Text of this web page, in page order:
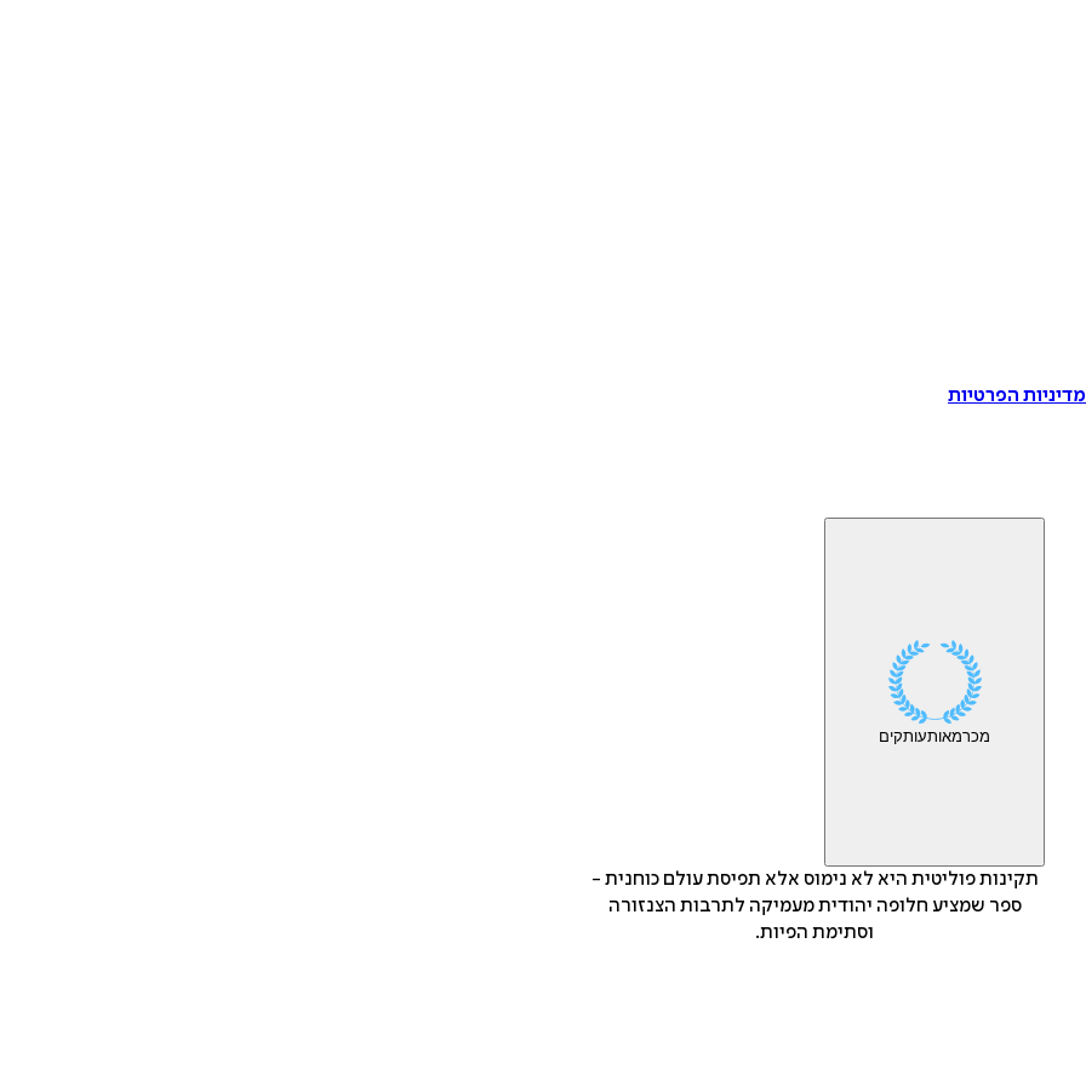
הפרטיות
מכרמאותעותקים
תקינות פוליטית היא לא נימוס אלא תפיסת עולם כוחנית -
ספר שמציע חלופה יהודית מעמיקה לתרבות הצנזורה
וסתימת הפיות.